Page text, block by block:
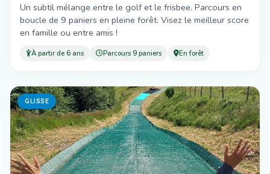
Un subtil mélange entre le golf et le frisbee. Parcours en
boucle de 9 paniers en pleine forêt. Visez le meilleur score
en famille ou entre amis !
À partir de 6 ans Parcours 9 paniers En forêt
GLISSE